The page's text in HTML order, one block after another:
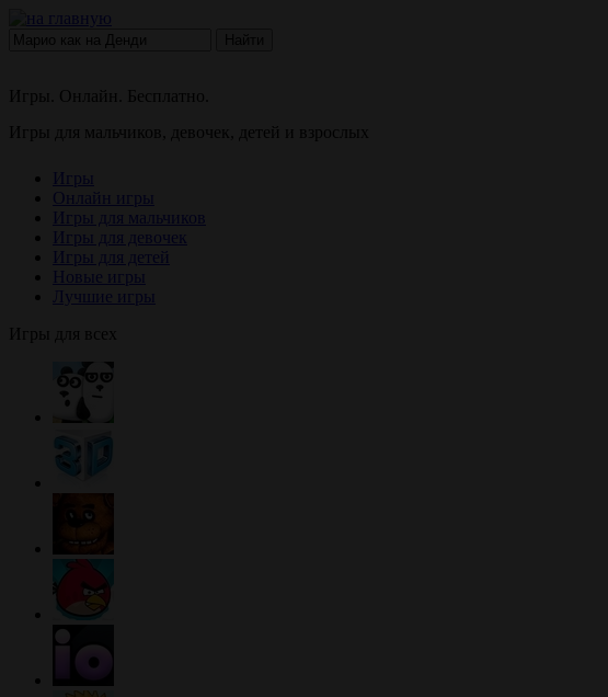
Игры. Онлайн. Бесплатно.
Игры для мальчиков, девочек, детей и взрослых
Игры
Онлайн игры
Игры для мальчиков
Игры для девочек
Игры для детей
Новые игры
Лучшие игры
Игры для всех